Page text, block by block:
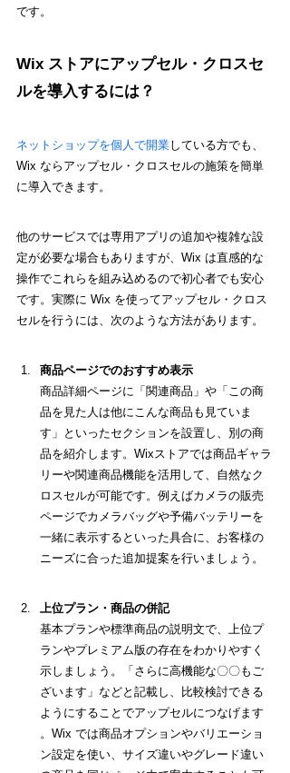
です。
Wix ストアにアップセル・クロスセ
ルを導入するには？
ネットショップを個人で開業している方でも、
Wix ならアップセル・クロスセルの施策を簡単
に導入できます。
他のサービスでは専用アプリの追加や複雑な設
定が必要な場合もありますが、Wix は直感的な
操作でこれらを組み込めるので初心者でも安心
です。実際に Wix を使ってアップセル・クロス
セルを行うには、次のような方法があります。
商品ページでのおすすめ表示
商品詳細ページに「関連商品」や「この商
品を見た人は他にこんな商品も見ていま
す」といったセクションを設置し、別の商
品を紹介します。Wixストアでは商品ギャラ
リーや関連商品機能を活用して、自然なク
ロスセルが可能です。例えばカメラの販売
ページでカメラバッグや予備バッテリーを
一緒に表示するといった具合に、お客様の
ニーズに合った追加提案を行いましょう。
上位プラン・商品の併記
基本プランや標準商品の説明文で、上位プ
ランやプレミアム版の存在をわかりやすく
示しましょう。「さらに高機能な〇〇もご
ざいます」などと記載し、比較検討できる
ようにすることでアップセルにつなげます
。Wix では商品オプションやバリエーショ
ン設定を使い、サイズ違いやグレード違い